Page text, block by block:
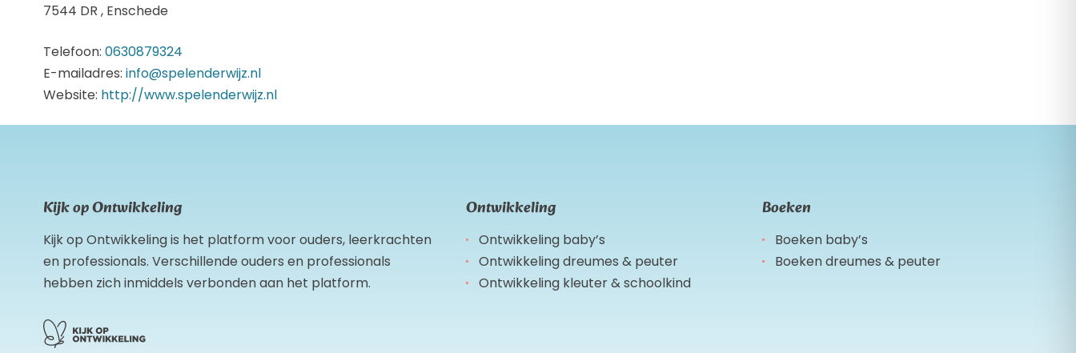
7544 DR , Enschede
Telefoon: 0630879324
E-mailadres: info@spelenderwijz.nl
Website: http://www.spelenderwijz.nl
Kijk op Ontwikkeling
Kijk op Ontwikkeling is het platform voor ouders, leerkrachten
en professionals. Verschillende ouders en professionals
hebben zich inmiddels verbonden aan het platform.
Ontwikkeling
Ontwikkeling baby’s
Ontwikkeling dreumes & peuter
Ontwikkeling kleuter & schoolkind
Boeken
Boeken baby’s
Boeken dreumes & peuter